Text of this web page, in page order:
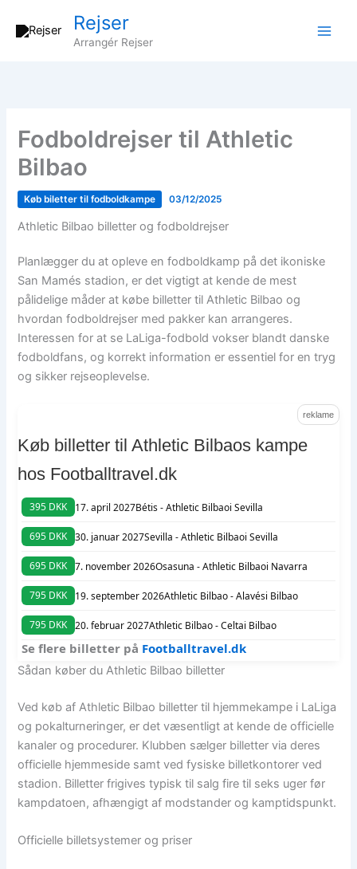
Rejser
Arrangér Rejser
Fodboldrejser til Athletic
Bilbao
Køb biletter til fodboldkampe 03/12/2025
Athletic Bilbao billetter og fodboldrejser
Planlægger du at opleve en fodboldkamp på det ikoniske
San Mamés stadion, er det vigtigt at kende de mest
pålidelige måder at købe billetter til Athletic Bilbao og
hvordan fodboldrejser med pakker kan arrangeres.
Interessen for at se LaLiga-fodbold vokser blandt danske
fodboldfans, og korrekt information er essentiel for en tryg
og sikker rejseoplevelse.
reklame
Køb billetter til Athletic Bilbaos kampe
hos Footballtravel.dk
395 DKK 17. april 2027Bétis - Athletic Bilbaoi Sevilla
695 DKK 30. januar 2027Sevilla - Athletic Bilbaoi Sevilla
695 DKK 7. november 2026Osasuna - Athletic Bilbaoi Navarra
795 DKK 19. september 2026Athletic Bilbao - Alavési Bilbao
795 DKK 20. februar 2027Athletic Bilbao - Celtai Bilbao
Se flere billetter på Footballtravel.dk
Sådan køber du Athletic Bilbao billetter
Ved køb af Athletic Bilbao billetter til hjemmekampe i LaLiga
og pokalturneringer, er det væsentligt at kende de officielle
kanaler og procedurer. Klubben sælger billetter via deres
officielle hjemmeside samt ved fysiske billetkontorer ved
stadion. Billetter frigives typisk til salg fire til seks uger før
kampdatoen, afhængigt af modstander og kamptidspunkt.
Officielle billetsystemer og priser